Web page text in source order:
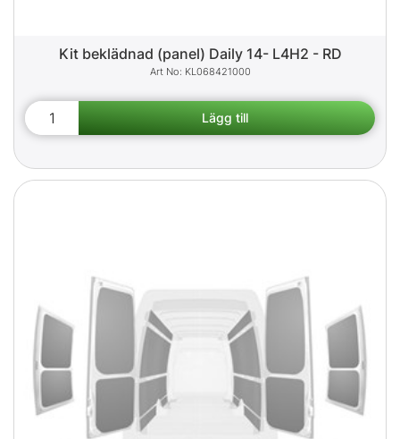
Kit beklädnad (panel) Daily 14- L4H2 - RD
KL068421000